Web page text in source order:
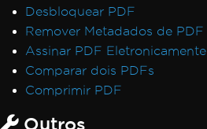
Desbloquear PDF
Remover Metadados de PDF
Assinar PDF Eletronicamente
Comparar dois PDFs
Comprimir PDF
Outros